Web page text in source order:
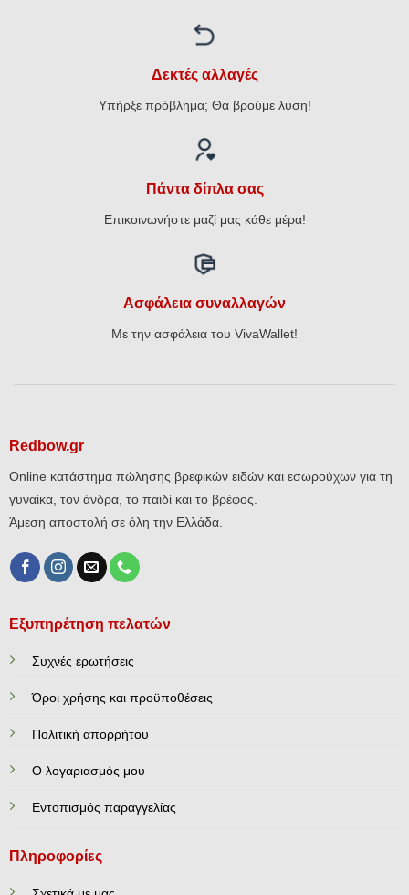
Δεκτές αλλαγές
Υπήρξε πρόβλημα; Θα βρούμε λύση!
Πάντα δίπλα σας
Επικοινωνήστε μαζί μας κάθε μέρα!
Ασφάλεια συναλλαγών
Με την ασφάλεια του VivaWallet!
Redbow.gr
Online κατάστημα πώλησης βρεφικών ειδών και εσωρούχων για τη
γυναίκα, τον άνδρα, το παιδί και το βρέφος.
Άμεση αποστολή σε όλη την Ελλάδα.
Εξυπηρέτηση πελατών
Συχνές ερωτήσεις
Όροι χρήσης και προϋποθέσεις
Πολιτική απορρήτου
Ο λογαριασμός μου
Εντοπισμός παραγγελίας
Πληροφορίες